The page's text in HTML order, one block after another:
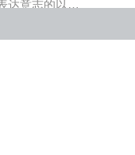
达意志的以…